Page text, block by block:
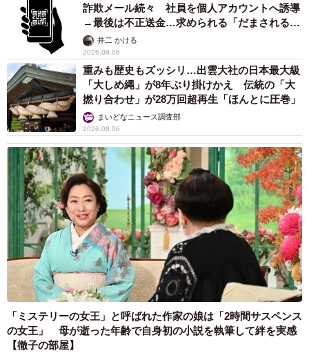
詐欺メール続々 社員を個人アカウントへ誘導
→最後は不正送金…求められる「だまされる前
提」の対策
井二 かける
2026.08.06
重みも歴史もズッシリ…出雲大社の日本最大級
「大しめ縄」が8年ぶり掛けかえ 伝統の「大
撚り合わせ」が28万回超再生「ほんとに圧巻」
まいどなニュース調査部
2026.08.06
「ミステリーの女王」と呼ばれた作家の娘は「2時間サスペンス
の女王」 母が逝った年齢で自身初の小説を執筆して絆を実感
【徹子の部屋】